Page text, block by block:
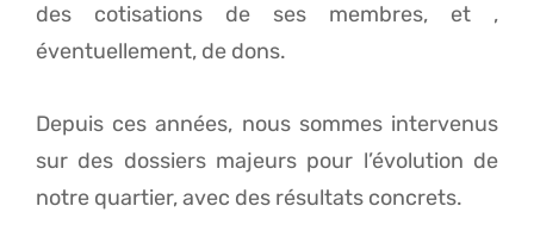
des cotisations de ses membres, et ,
éventuellement, de dons.
Depuis ces années, nous sommes intervenus
sur des dossiers majeurs pour l’évolution de
notre quartier, avec des résultats concrets.